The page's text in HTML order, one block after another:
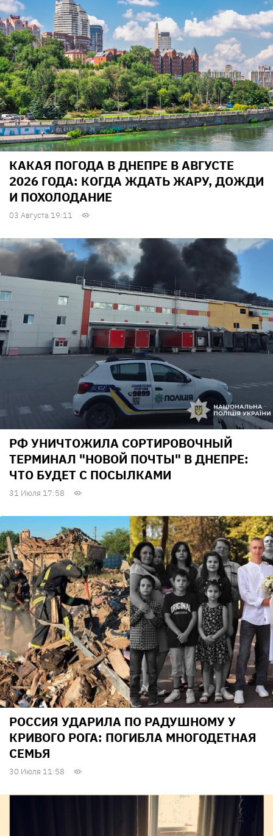
КАКАЯ ПОГОДА В ДНЕПРЕ В АВГУСТЕ
2026 ГОДА: КОГДА ЖДАТЬ ЖАРУ, ДОЖДИ
И ПОХОЛОДАНИЕ
03 Августа 19:11
РФ УНИЧТОЖИЛА СОРТИРОВОЧНЫЙ
ТЕРМИНАЛ "НОВОЙ ПОЧТЫ" В ДНЕПРЕ:
ЧТО БУДЕТ С ПОСЫЛКАМИ
31 Июля 17:58
РОССИЯ УДАРИЛА ПО РАДУШНОМУ У
КРИВОГО РОГА: ПОГИБЛА МНОГОДЕТНАЯ
СЕМЬЯ
30 Июля 11:58